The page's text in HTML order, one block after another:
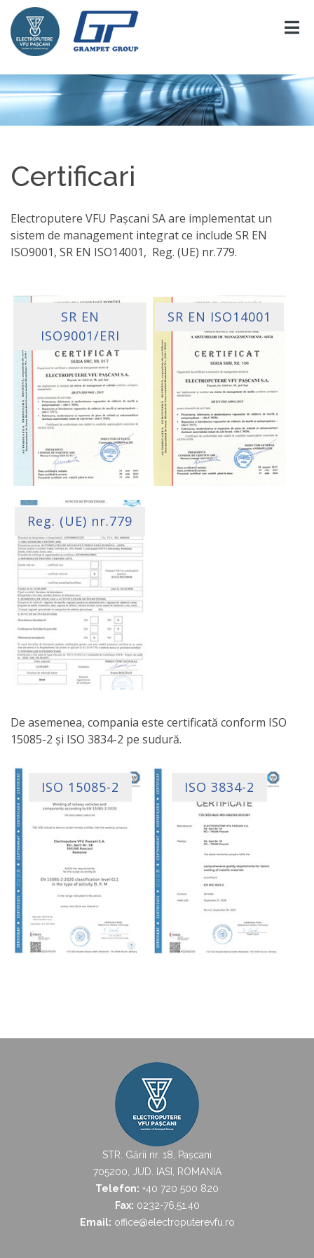
Certificari
Electroputere VFU Pașcani SA are implementat un
sistem de management integrat ce include SR EN
ISO9001, SR EN ISO14001, Reg. (UE) nr.779.
SR EN
ISO9001/ERI
SR EN ISO14001
Reg. (UE) nr.779
De asemenea, compania este certificată conform ISO
15085-2 și ISO 3834-2 pe sudură.
ISO 15085-2 ISO 3834-2
STR. Gării nr. 18, Pașcani
705200, JUD. IASI, ROMANIA
Telefon: +40 720 500 820
Fax: 0232-76.51.40
Email: office@electroputerevfu.ro